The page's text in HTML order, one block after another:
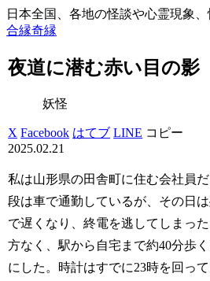
日本全国、各地の怪談や心霊現象
合縁奇縁
夜道に潜む赤い目の影
妖怪
X Facebook はてブ LINE コピー
2025.02.21
私は山形県の田舎町に住む会社員
段は車で通勤しているが、その日
で遅くなり、終電を逃してしまっ
方なく、駅から自宅まで約40分歩く
にした。時計はすでに23時を回っ